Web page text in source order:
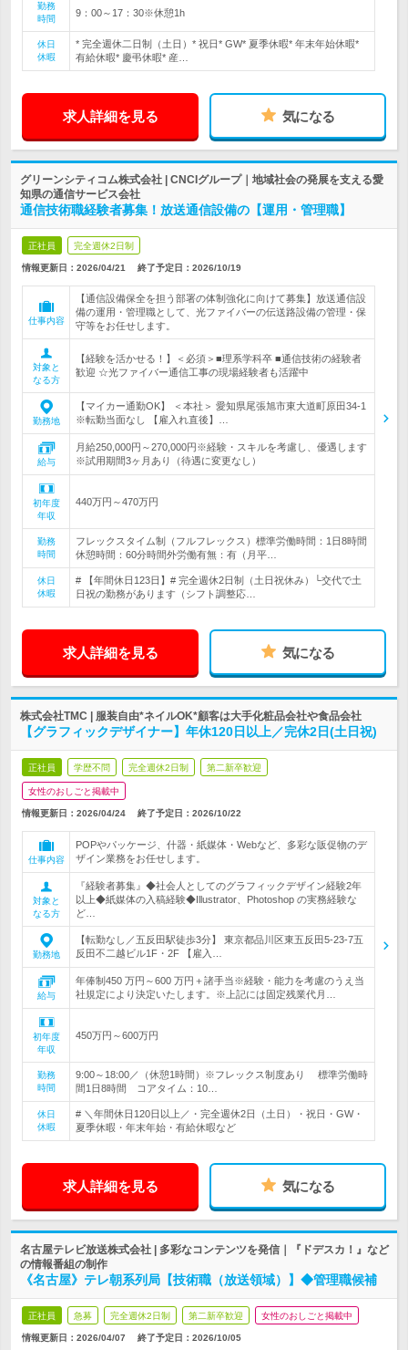
勤務
時間
9：00～17：30※休憩1h
休日
休暇
* 完全週休二日制（土日）* 祝日* GW* 夏季休暇* 年末年始休暇*
有給休暇* 慶弔休暇* 産…
求人詳細を見る 気になる
グリーンシティコム株式会社 | CNCIグループ｜地域社会の発展を支える愛
知県の通信サービス会社
通信技術職経験者募集！放送通信設備の【運用・管理職】
正社員 完全週休2日制
情報更新日：2026/04/21 終了予定日： 2026/10/19
仕事内容
【通信設備保全を担う部署の体制強化に向けて募集】放送通信設
備の運用・管理職として、光ファイバーの伝送路設備の管理・保
守等をお任せします。
対象と
なる方
【経験を活かせる！】＜必須＞■理系学科卒 ■通信技術の経験者
歓迎 ☆光ファイバー通信工事の現場経験者も活躍中
勤務地
【マイカー通勤OK】 ＜本社＞ 愛知県尾張旭市東大道町原田34-1
※転勤当面なし 【雇入れ直後】…
給与
月給250,000円～270,000円※経験・スキルを考慮し、優遇します
※試用期間3ヶ月あり（待遇に変更なし）
初年度
年収
440万円～470万円
勤務
時間
フレックスタイム制（フルフレックス）標準労働時間：1日8時間
休憩時間：60分時間外労働有無：有（月平…
休日
休暇
# 【年間休日123日】# 完全週休2日制（土日祝休み）└交代で土
日祝の勤務があります（シフト調整応…
求人詳細を見る 気になる
株式会社TMC | 服装自由*ネイルOK*顧客は大手化粧品会社や食品会社
【グラフィックデザイナー】年休120日以上／完休2日(土日祝)
正社員 学歴不問 完全週休2日制 第二新卒歓迎
女性のおしごと掲載中
情報更新日：2026/04/24 終了予定日： 2026/10/22
仕事内容
POPやパッケージ、什器・紙媒体・Webなど、多彩な販促物のデ
ザイン業務をお任せします。
対象と
なる方
『経験者募集』◆社会人としてのグラフィックデザイン経験2年
以上◆紙媒体の入稿経験◆Illustrator、Photoshop の実務経験な
ど…
勤務地
【転勤なし／五反田駅徒歩3分】 東京都品川区東五反田5-23-7五
反田不二越ビル1F・2F 【雇入…
給与
年俸制450 万円～600 万円＋諸手当※経験・能力を考慮のうえ当
社規定により決定いたします。※上記には固定残業代月…
初年度
年収
450万円～600万円
勤務
時間
9:00～18:00／（休憩1時間）※フレックス制度あり 標準労働時
間1日8時間 コアタイム：10…
休日
休暇
# ＼年間休日120日以上／・完全週休2日（土日）・祝日・GW・
夏季休暇・年末年始・有給休暇など
求人詳細を見る 気になる
名古屋テレビ放送株式会社 | 多彩なコンテンツを発信｜『ドデスカ！』など
の情報番組の制作
《名古屋》テレ朝系列局【技術職（放送領域）】◆管理職候補
正社員 急募 完全週休2日制 第二新卒歓迎 女性のおしごと掲載中
情報更新日：2026/04/07 終了予定日： 2026/10/05